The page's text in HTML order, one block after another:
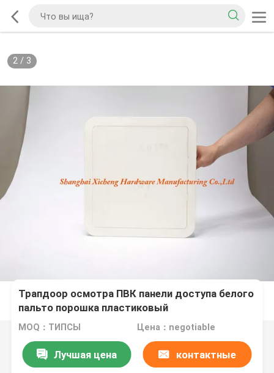
2/ 3
Трапдоор осмотра ПВК панели доступа белого
пальто порошка пластиковый
MOQ：ТИПСЫ Цена：negotiable
Лучшая цена контактные